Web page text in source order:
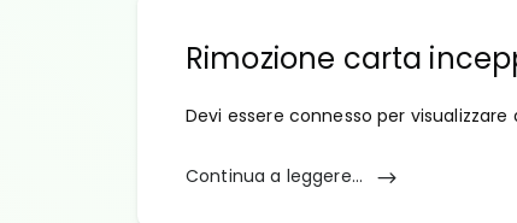
Rimozione carta
Devi essere connesso per
Continua a leggere...